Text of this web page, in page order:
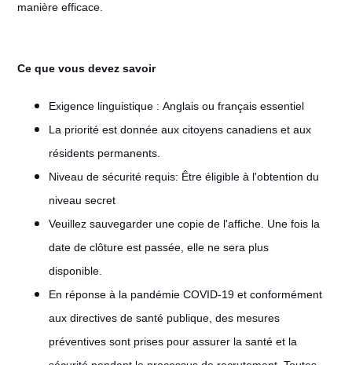
manière efficace.
Ce que vous devez savoir
Exigence linguistique : Anglais ou français essentiel
La priorité est donnée aux citoyens canadiens et aux
résidents permanents.
Niveau de sécurité requis: Être éligible à l'obtention du
niveau secret
Veuillez sauvegarder une copie de l'affiche. Une fois la
date de clôture est passée, elle ne sera plus
disponible.
En réponse à la pandémie COVID-19 et conformément
aux directives de santé publique, des mesures
préventives sont prises pour assurer la santé et la